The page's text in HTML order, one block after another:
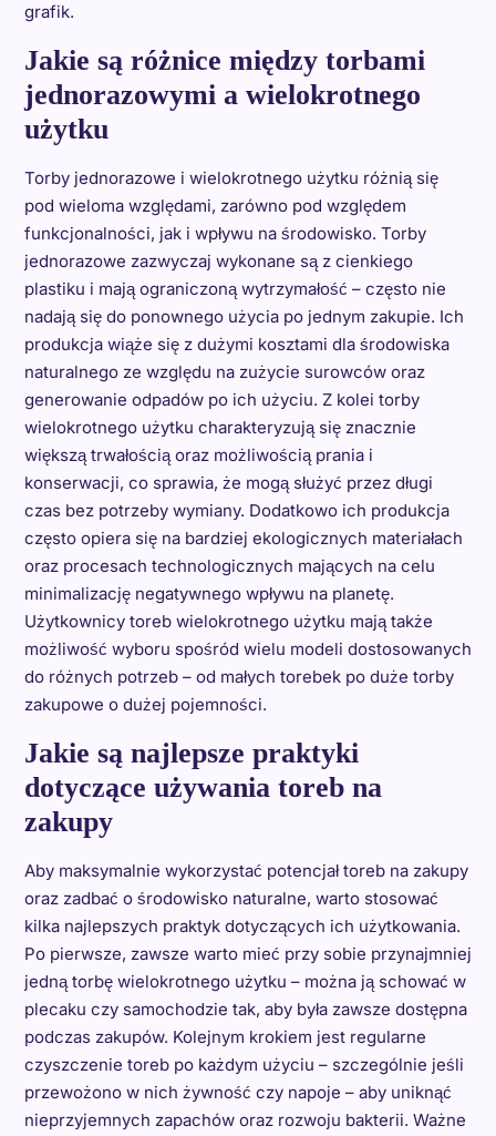
grafik.
Jakie są różnice między torbami
jednorazowymi a wielokrotnego
użytku
Torby jednorazowe i wielokrotnego użytku różnią się
pod wieloma względami, zarówno pod względem
funkcjonalności, jak i wpływu na środowisko. Torby
jednorazowe zazwyczaj wykonane są z cienkiego
plastiku i mają ograniczoną wytrzymałość – często nie
nadają się do ponownego użycia po jednym zakupie. Ich
produkcja wiąże się z dużymi kosztami dla środowiska
naturalnego ze względu na zużycie surowców oraz
generowanie odpadów po ich użyciu. Z kolei torby
wielokrotnego użytku charakteryzują się znacznie
większą trwałością oraz możliwością prania i
konserwacji, co sprawia, że mogą służyć przez długi
czas bez potrzeby wymiany. Dodatkowo ich produkcja
często opiera się na bardziej ekologicznych materiałach
oraz procesach technologicznych mających na celu
minimalizację negatywnego wpływu na planetę.
Użytkownicy toreb wielokrotnego użytku mają także
możliwość wyboru spośród wielu modeli dostosowanych
do różnych potrzeb – od małych torebek po duże torby
zakupowe o dużej pojemności.
Jakie są najlepsze praktyki
dotyczące używania toreb na
zakupy
Aby maksymalnie wykorzystać potencjał toreb na zakupy
oraz zadbać o środowisko naturalne, warto stosować
kilka najlepszych praktyk dotyczących ich użytkowania.
Po pierwsze, zawsze warto mieć przy sobie przynajmniej
jedną torbę wielokrotnego użytku – można ją schować w
plecaku czy samochodzie tak, aby była zawsze dostępna
podczas zakupów. Kolejnym krokiem jest regularne
czyszczenie toreb po każdym użyciu – szczególnie jeśli
przewożono w nich żywność czy napoje – aby uniknąć
nieprzyjemnych zapachów oraz rozwoju bakterii. Ważne